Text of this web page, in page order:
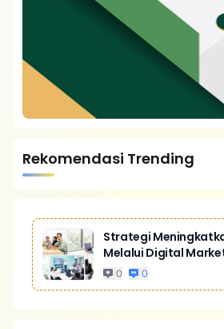
Rekomendasi Trending
Strategi
Melalui Digital
Bisnis Yang Lebih
0 0